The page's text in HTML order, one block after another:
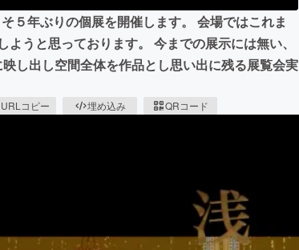
年ぶりの個展を開催します。 会場ではこれま
うと思っております。 今までの展示には無い、
し出し空間全体を作品とし思い出に残る展覧会実
URLコピー 埋め込み QRコード